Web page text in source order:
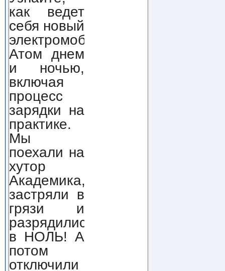
как ведет
себя новый
электромобиль
Атом днем
и ночью,
включая
процесс
зарядки на
практике.
Мы
поехали на
хутор
Академика,
застряли в
грязи и
разрядились
в НОЛЬ! А
потом
отключили